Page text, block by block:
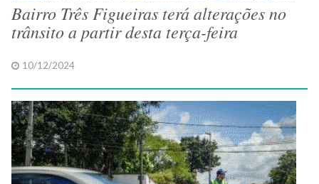
Bairro Três Figueiras terá alterações no
trânsito a partir desta terça-feira
10/12/2024